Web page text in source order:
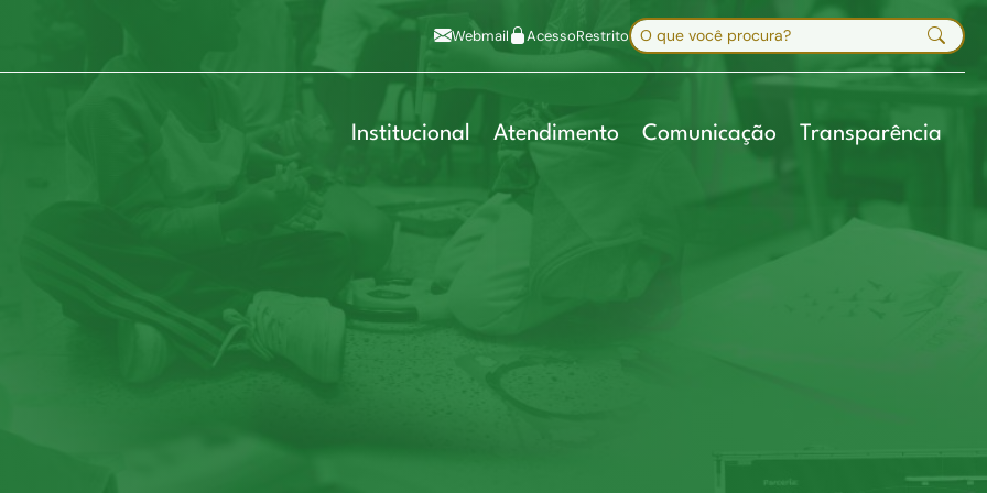
Mapa do site
Webmail AcessoRestritoBuscar no site
Institucional Atendimento Comunicação Transparência